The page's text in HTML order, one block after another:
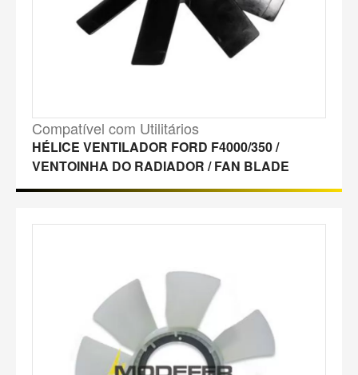
Compatível com Utilitários
HÉLICE VENTILADOR FORD F4000/350 /
VENTOINHA DO RADIADOR / FAN BLADE